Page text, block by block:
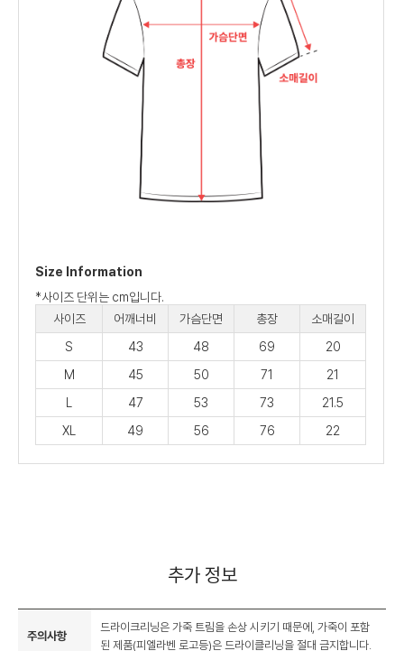
Size Information
*사이즈 단위는 cm입니다.
사이즈
어깨너비 가슴단면 총장
소매길이
S
43 48 69
20
M
45 50 71
21
47 53 73
21.5
XL
49 56 76 22
추가 정보
주의사항
드라이크리닝은 가죽 트림을 손상 시키기 때문에, 가죽이 포함
된 제품(피엘라벤 로고등)은 드라이클리닝을 절대 금지합니다.